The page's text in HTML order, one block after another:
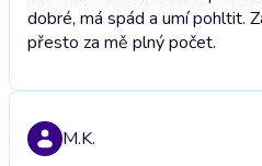
dobré, má spád a umí pohltit.
přesto za mě plný počet.
M.K.